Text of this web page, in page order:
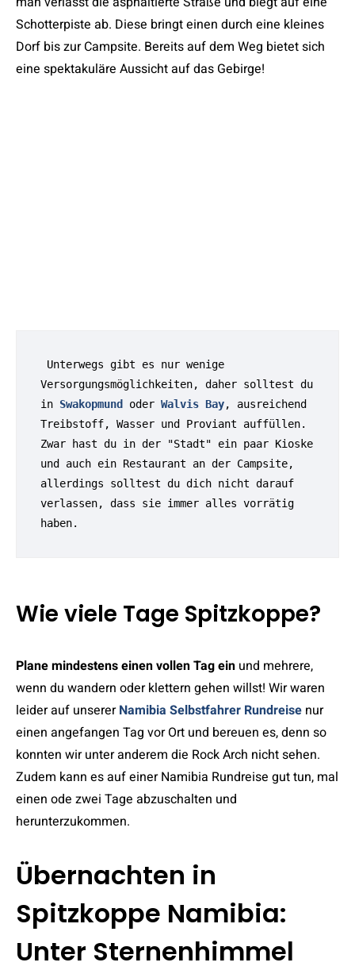
Schotterpiste ab. Diese bringt einen durch eine kleines
Dorf bis zur Campsite. Bereits auf dem Weg bietet sich
eine spektakuläre Aussicht auf das Gebirge!
Versorgungsmöglichkeiten, daher solltest du
in Swakopmund oder Walvis Bay, ausreichend
Treibstoff, Wasser und Proviant auffüllen.
Zwar hast du in der "Stadt" ein paar Kioske
und auch ein Restaurant an der Campsite,
allerdings solltest du dich nicht darauf
verlassen, dass sie immer alles vorrätig
haben.
Wie viele Tage Spitzkoppe?
Plane mindestens einen vollen Tag ein und mehrere,
wenn du wandern oder klettern gehen willst! Wir waren
leider auf unsererNamibia Selbstfahrer Rundreise nur
einen angefangen Tag vor Ort und bereuen es, denn so
konnten wir unter anderem die Rock Arch nicht sehen.
Zudem kann es auf einer Namibia Rundreise gut tun, mal
einen ode zwei Tage abzuschalten und
herunterzukommen.
Übernachten in
Spitzkoppe Namibia:
Unter Sternenhimmel